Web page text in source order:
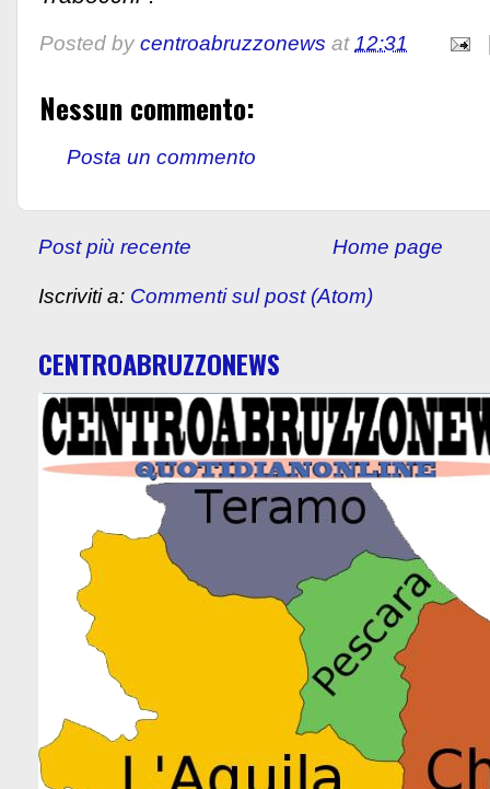
Posted by centroabruzzonews at12:31
Nessun commento:
Posta un commento
Post più recente Home page
Iscriviti a: Commenti sul post (Atom)
CENTROABRUZZONEWS